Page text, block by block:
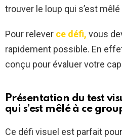
trouver le loup qui s’est
Pour relever ce défi, vous
rapidement possible. En
conçu pour évaluer votre
Présentation du test
qui s’est mêlé à ce
Ce défi visuel est parfait